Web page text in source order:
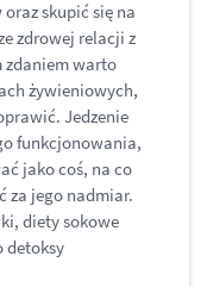
skupić się na
zdrowej relacji z
zdaniem warto
żywieniowych,
Jedzenie
funkcjonowania,
jako coś, na co
za jego nadmiar.
diety sokowe
detoksy